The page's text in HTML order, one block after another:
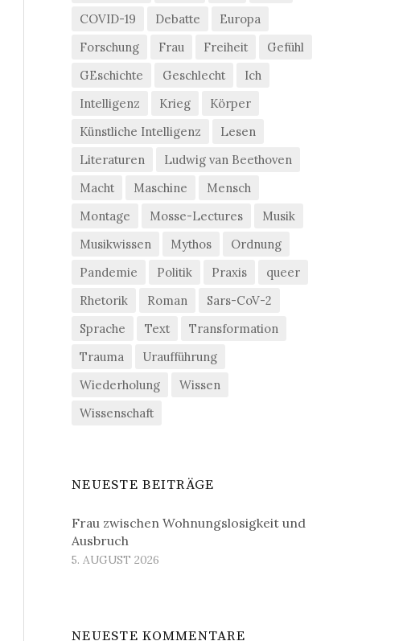
COVID-19
Debatte
Europa
Forschung
Frau Freiheit
Gefühl
GEschichte
Geschlecht
Ich
Intelligenz
Krieg
Körper
Künstliche Intelligenz
Lesen
Literaturen
Ludwig van Beethoven
Macht
Maschine
Mensch
Montage
Mosse-Lectures
Musik
Musikwissen
Mythos
Ordnung
Pandemie
Politik Praxis
queer
Rhetorik
Roman
Sars-CoV-2
Sprache
Text
Transformation
Trauma
Uraufführung
Wiederholung
Wissen
Wissenschaft
NEUESTE BEITRÄGE
Frau zwischen Wohnungslosigkeit und
Ausbruch
5. AUGUST 2026
NEUESTE KOMMENTARE